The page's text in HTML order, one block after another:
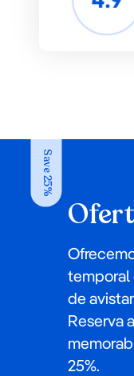
Save 25%
temporal
de
Reserva
25%.